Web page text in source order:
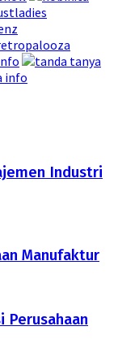
Industri
Manufaktur
Perusahaan